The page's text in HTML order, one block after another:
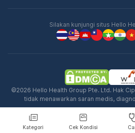
Kategori Cek Kondisi
Silakan kunjungi situs Hello
©2026 Hello Health Group Pte. Ltd. Hak
tidak menawarkan saran medis,